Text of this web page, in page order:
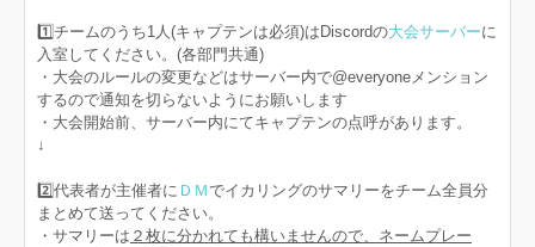
1️⃣チームのうち1人(キャプテンは必須)はDiscordの大会サーバーに
入室してください。(各部門共通)
・大会のルールの変更などはサーバー内で@everyoneメンション
するので通知を切らないようにお願いします
・大会開始前、サーバー内にてキャプテンの点呼があります。
↓
2️⃣代表者が主催者に ＤＭでイカリングのサマリーをチーム全員分
まとめて送ってください。
・サマリーは ２枚に分かれても構いませんので、ネームプレー